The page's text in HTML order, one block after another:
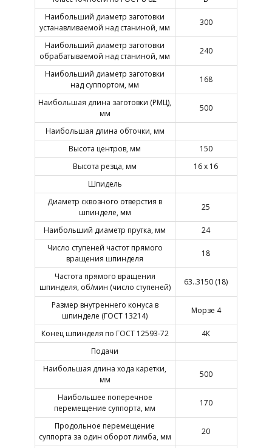
Наибольший диаметр заготовки
устанавливаемой над станиной, мм
300
Наибольший диаметр заготовки
обрабатываемой над станиной, мм
240
Наибольший диаметр заготовки
над суппортом, мм
168
Наибольшая длина заготовки (РМЦ),
мм
500
Наибольшая длина обточки, мм
Высота центров, мм
150
Высота резца, мм
16 х 16
Шпидель
Диаметр сквозного отверстия в
шпинделе, мм
25
Наибольший диаметр прутка, мм
24
Число ступеней частот прямого
вращения шпинделя
18
Частота прямого вращения
шпинделя, об/мин (число ступеней)
63..3150 (18)
Размер внутреннего конуса в
шпинделе (ГОСТ 13214)
Морзе 4
Конец шпинделя по ГОСТ 12593-72
4К
Подачи
Наибольшая длина хода каретки,
мм
500
Наибольшее поперечное
перемещение суппорта, мм
170
Продольное перемещение
суппорта за один оборот лимба, мм
20